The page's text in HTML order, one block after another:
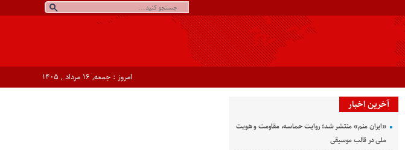
امروز : جمعه, ۱۶ مرداد , ۱۴۰۵
آخرین اخبار
«ایران منم» منتشر شد؛ روایت حماسه، مقاومت و هویت
ملی در قالب موسیقی